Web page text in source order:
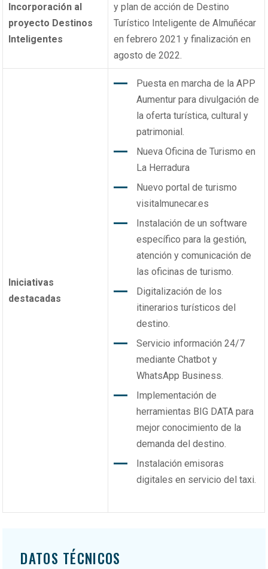
Incorporación al
proyecto Destinos
Inteligentes
y plan de acción de Destino
Turístico Inteligente de Almuñécar
en febrero 2021 y finalización en
agosto de 2022.
Iniciativas
destacadas
Puesta en marcha de la APP
Aumentur para divulgación de
la oferta turística, cultural y
patrimonial.
Nueva Oficina de Turismo en
La Herradura
Nuevo portal de turismo
visitalmunecar.es
Instalación de un software
específico para la gestión,
atención y comunicación de
las oficinas de turismo.
Digitalización de los
itinerarios turísticos del
destino.
Servicio información 24/7
mediante Chatbot y
WhatsApp Business.
Implementación de
herramientas BIG DATA para
mejor conocimiento de la
demanda del destino.
Instalación emisoras
digitales en servicio del taxi.
DATOS TÉCNICOS